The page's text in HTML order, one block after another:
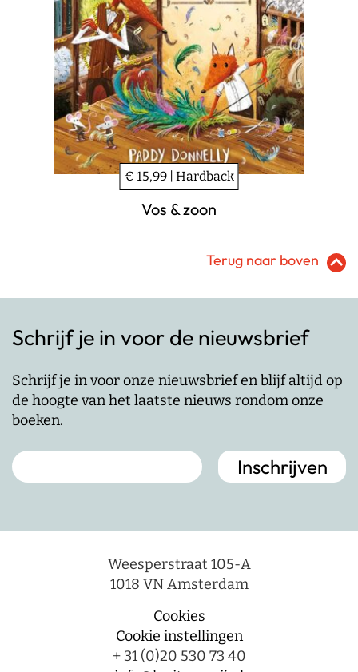
€ 15,99 | Hardback
Vos & zoon
Terug naar boven
Schrijf je in voor de nieuwsbrief
Schrijf je in voor onze nieuwsbrief en blijf altijd op
de hoogte van het laatste nieuws rondom onze
boeken.
Weesperstraat 105-A
1018 VN Amsterdam
Cookies
Cookie instellingen
+ 31 (0)20 530 73 40